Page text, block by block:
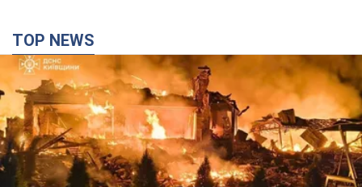
TOP NEWS